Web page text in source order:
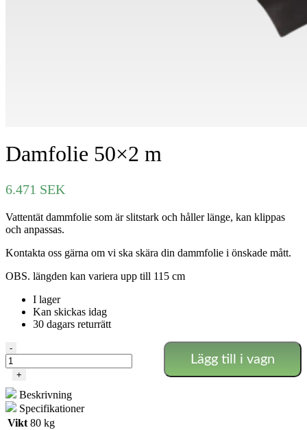
Damfolie 50×2 m
6.471 SEK
Vattentät dammfolie som är slitstark och håller länge, kan klippas
och anpassas.
Kontakta oss gärna om vi ska skära din dammfolie i önskade mått.
OBS. längden kan variera upp till 115 cm
I lager
Kan skickas idag
30 dagars returrätt
Damfolie
50x2
m
-
+
Lägg till i vagn
Beskrivning
Specifikationer
Vikt 80 kg